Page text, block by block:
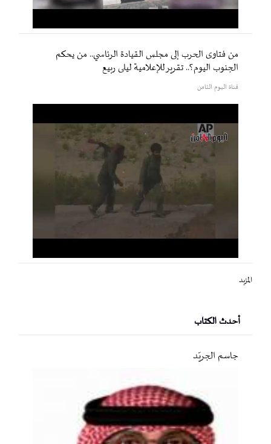
من فتاوى الحرب إلى مجلس القيادة الرئاسي.. من يحكم
الجنوب اليوم؟.. تقرير للإعلامية ليلى ربيع
قناة اليوم الثامن
المزيد
أحدث الكتاب
جاسم الجريّد